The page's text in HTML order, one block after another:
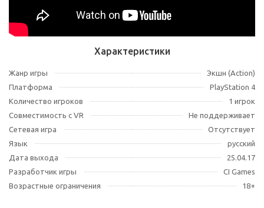
Характеристики
Жанр игры
Экшн (Action)
Платформа
PlayStation 4
Количество игроков
1 игрок
Совместимость с VR
Не поддерживает
Сетевая игра
Отсутствует
Язык
русский
Дата выхода
25.04.17
Разработчик игры
CI Games
Возрастные ограничения
18+